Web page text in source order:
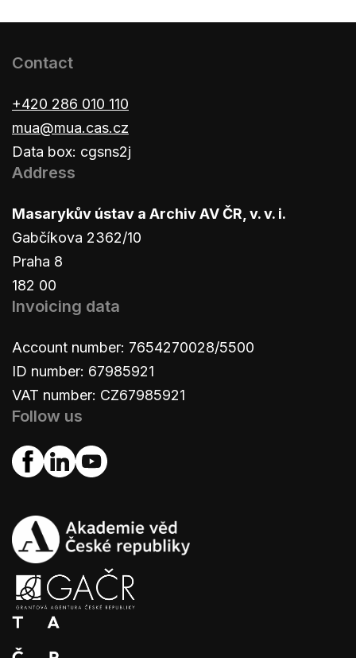
Contact
+420 286 010 110
mua@mua.cas.cz
Data box: cgsns2j
Address
Masarykův ústav a Archiv AV ČR, v. v. i.
Gabčíkova 2362/10
Praha 8
182 00
Invoicing data
Account number: 7654270028/5500
ID number: 67985921
VAT number: CZ67985921
Follow us